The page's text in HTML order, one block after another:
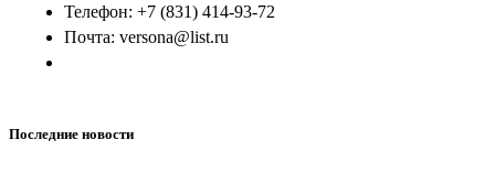
Телефон: +7 (831) 414-93-72
Почта: versona@list.ru
Последние новости